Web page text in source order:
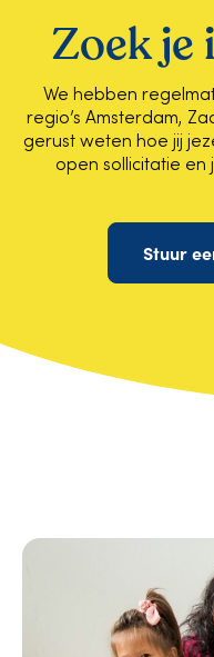
Zoek je
We hebben
regio’s Amsterdam,
gerust weten hoe jij
open sollicitatie en
Stuur